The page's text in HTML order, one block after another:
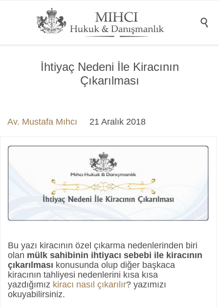

İhtiyaç Nedeni İle Kiracının
Çıkarılması
Av. Mustafa Mıhcı 21 Aralık 2018
Bu yazı kiracının özel çıkarma nedenlerinden biri
olan mülk sahibinin ihtiyacı sebebi ile kiracının
çıkarılması konusunda olup diğer başkaca
kiracının tahliyesi nedenlerini kısa kısa
yazdığımız kiracı nasıl çıkarılır? yazımızı
okuyabilirsiniz.